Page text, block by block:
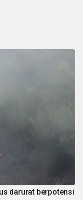
darurat berpotensi